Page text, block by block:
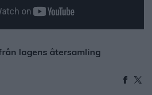
lagens återsamling